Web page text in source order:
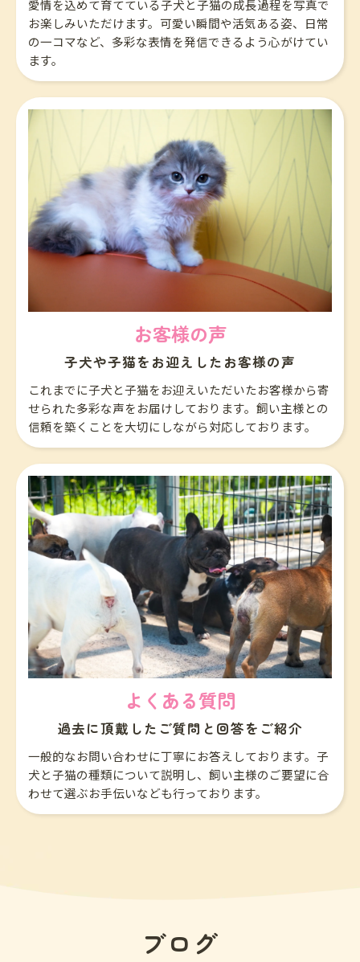
愛情を込めて育てている子犬と子猫の成長過程を写真で
お楽しみいただけます。可愛い瞬間や活気ある姿、日常
の一コマなど、多彩な表情を発信できるよう心がけてい
ます。
お客様の声
子犬や子猫をお迎えしたお客様の声
これまでに子犬と子猫をお迎えいただいたお客様から寄
せられた多彩な声をお届けしております。飼い主様との
信頼を築くことを大切にしながら対応しております。
よくある質問
過去に頂戴したご質問と回答をご紹介
一般的なお問い合わせに丁寧にお答えしております。子
犬と子猫の種類について説明し、飼い主様のご要望に合
わせて選ぶお手伝いなども行っております。
ブログ